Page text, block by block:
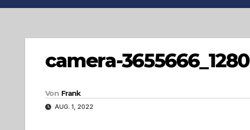
camera-3655666_1280
Von Frank
AUG. 1, 2022